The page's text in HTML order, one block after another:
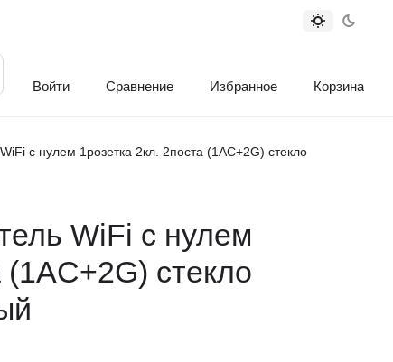
Войти Сравнение Избранное Корзина
с нулем 1розетка 2кл. 2поста (1AС+2G) стекло
WiFi с нулем
(1AС+2G) стекло